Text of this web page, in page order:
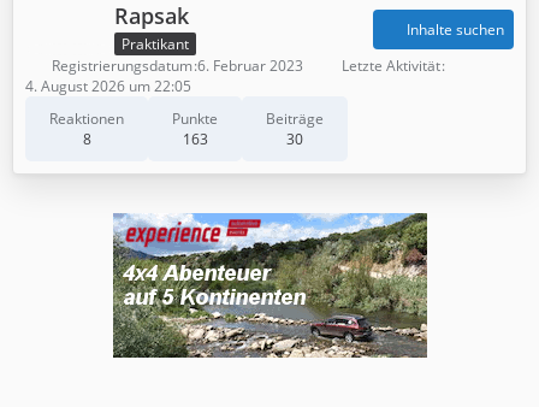
Rapsak
Praktikant
Reaktionen
8
Punkte
163
Beiträge
30
Inhalte suchen
Registrierungsdatum 6. Februar 2023
Letzte Aktivität
4. August 2026 um 22:05